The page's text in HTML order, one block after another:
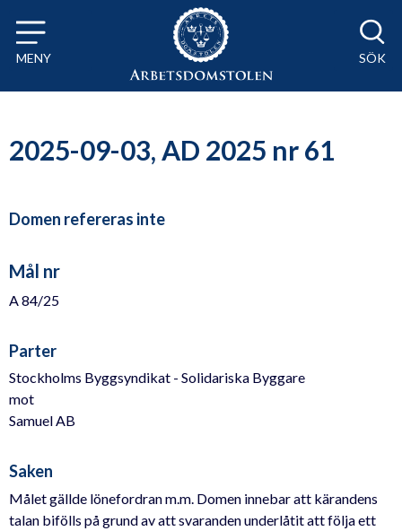
Till innehåll på sidan x
MENY SÖK
2025-09-03, AD 2025 nr 61
Domen refereras inte
Mål nr
A 84/25
Parter
Stockholms Byggsyndikat - Solidariska Byggare
mot
Samuel AB
Saken
Målet gällde lönefordran m.m. Domen innebar att kärandens
talan bifölls på grund av att svaranden underlåtit att följa ett